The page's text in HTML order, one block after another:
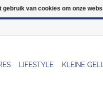
LIFESTYLE KLEINE
van cookies om onze
uitzonderlijk gesloten op Do